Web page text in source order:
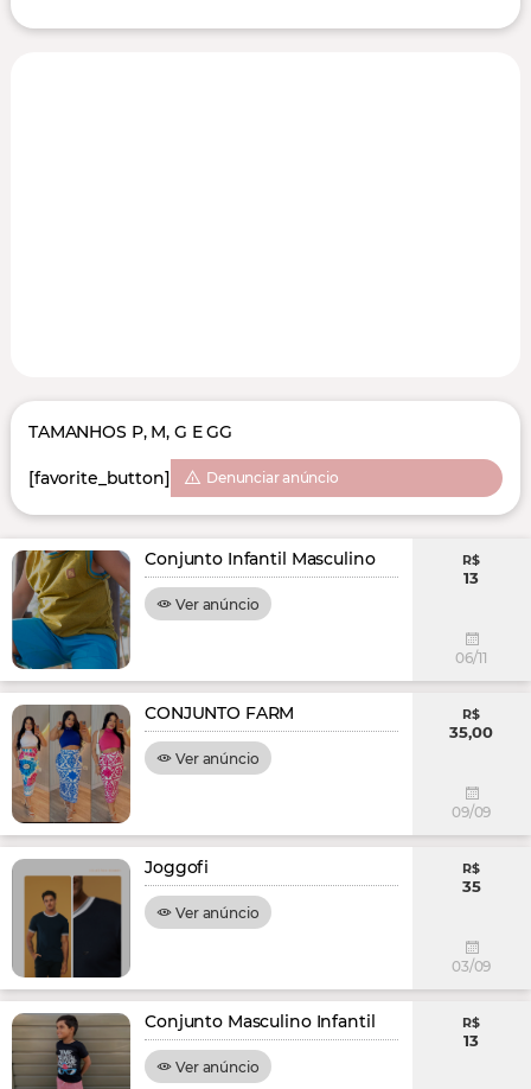
TAMANHOS P, M, G E GG
[favorite_button] Denunciar anúncio
Conjunto Infantil Masculino
Ver anúncio
R$
13
06/11
CONJUNTO FARM
Ver anúncio
R$
35,00
09/09
Joggofi
Ver anúncio
R$
35
03/09
Conjunto Masculino Infantil
Ver anúncio
R$
13